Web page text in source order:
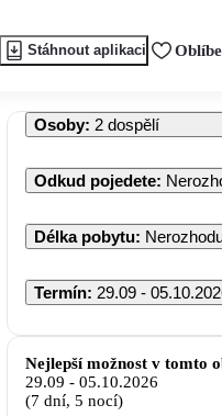
Stáhnout aplikaci
Osoby: 2 dospělí
Odkud pojedete:
Délka pobytu:
Termín: 29.09 -
Nejlepší možnost v tomto
29.09 - 05.10.2026
(7 dní, 5 nocí)